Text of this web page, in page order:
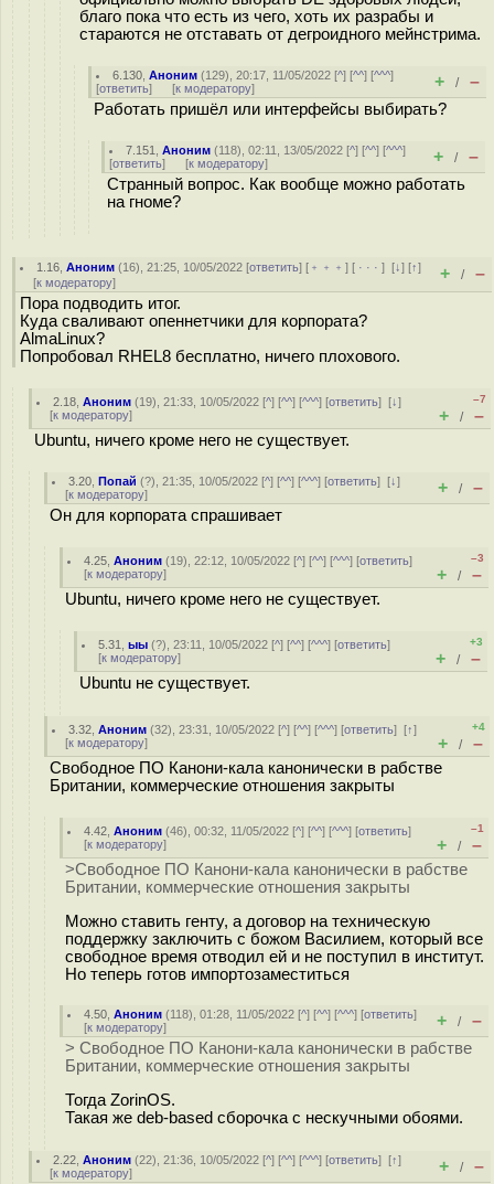
благо пока что есть из чего, хоть их разрабы и
стараются не отставать от дегроидного мейнстрима.
6.130 ,Аноним (129), 20:17, 11/05/2022 [^] [^^] [^^^]
[ответить] [к модератору] + / –
Работать пришёл или интерфейсы выбирать?
7.151 ,Аноним (118), 02:11, 13/05/2022 [^] [^^] [^^^]
[ответить] [к модератору] + / –
Странный вопрос. Как вообще можно работать
на гноме?
1.16 ,Аноним (16), 21:25, 10/05/2022 [ответить] [ ﹢﹢﹢] [ · · ·][↓] [↑]
[к модератору] + / –
Пора подводить итог.
Куда сваливают опеннетчики для корпората?
AlmaLinux?
Попробовал RHEL8 бесплатно, ничего плохового.
2.18 ,Аноним (19), 21:33, 10/05/2022 [^] [^^] [^^^] [ответить][↓]
[к модератору]
–7
+ / –
Ubuntu, ничего кроме него не существует.
3.20 ,Попай (?), 21:35, 10/05/2022 [^] [^^] [^^^] [ответить][↓]
[к модератору] + / –
Он для корпората спрашивает
4.25 ,Аноним (19), 22:12, 10/05/2022 [^] [^^] [^^^] [ответить]
[к модератору]
–3
+ / –
Ubuntu, ничего кроме него не существует.
5.31 ,ыы (?), 23:11, 10/05/2022 [^] [^^] [^^^] [ответить]
[к модератору]
+3
+ / –
Ubuntu не существует.
3.32 ,Аноним (32), 23:31, 10/05/2022 [^] [^^] [^^^] [ответить][↑]
[к модератору]
+4
+ / –
Свободное ПО Канони-кала канонически в рабстве
Британии, коммерческие отношения закрыты
4.42 ,Аноним (46), 00:32, 11/05/2022 [^] [^^] [^^^] [ответить]
[к модератору]
–1
+ / –
>Свободное ПО Канони-кала канонически в рабстве
Британии, коммерческие отношения закрыты
Можно ставить генту, а договор на техническую
поддержку заключить с божом Василием, который все
свободное время отводил ей и не поступил в институт.
Но теперь готов импортозаместиться
4.50 ,Аноним (118), 01:28, 11/05/2022 [^] [^^] [^^^] [ответить]
[к модератору] + / –
> Свободное ПО Канони-кала канонически в рабстве
Британии, коммерческие отношения закрыты
Тогда ZorinOS.
Такая же deb-based сборочка с нескучными обоями.
2.22 ,Аноним (22), 21:36, 10/05/2022 [^] [^^] [^^^] [ответить][↑]
[к модератору] + / –